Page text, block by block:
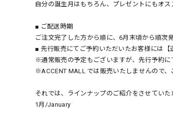
自分の誕生月はもちろん、プレゼントにもオ
■ ご配送時期
ご注文完了した方から順に、6月末頃から順次
■ 先行販売にてご予約いただいたお客様には【
※通常販売の予定もございますが、先行予約に
※ACCENT MALL では販売いたしませんので、
それでは、ラインナップのご紹介をさせてい
1月/January